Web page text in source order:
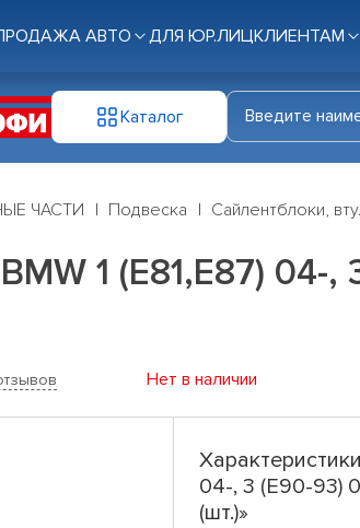
АВТО ДЛЯ ЮР.ЛИЦКЛИЕНТАМ
Каталог
ЧАСТИ Подвеска Сайлентблоки,
1 (E81,E87) 04-
Нет в наличии
04-, 3 (E90-93)
(шт.)»